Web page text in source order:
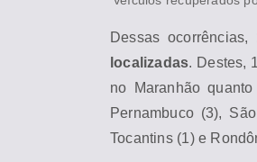
Dessas ocorrências,
localizadas. Destes,
no
Maranhão
Pernambuco (3),
Tocantins (1) e